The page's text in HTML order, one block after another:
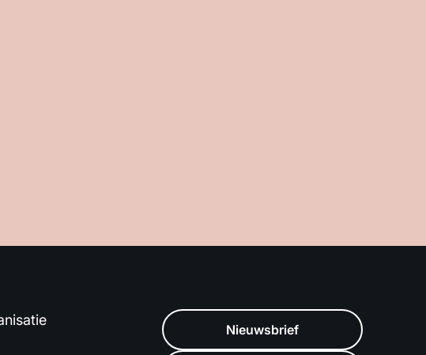
Nieuwsbrief